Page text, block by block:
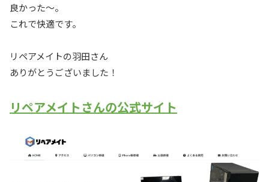
良かった～。
これで快適です。
リペアメイトの羽田さん
ありがとうございました！
リペアメイトさんの公式サイト